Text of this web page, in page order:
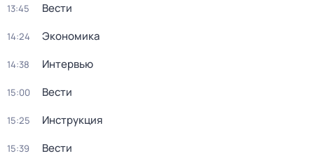
13:45 Вести
14:24 Экономика
14:38 Интервью
15:00 Вести
15:25 Инструкция
15:39 Вести